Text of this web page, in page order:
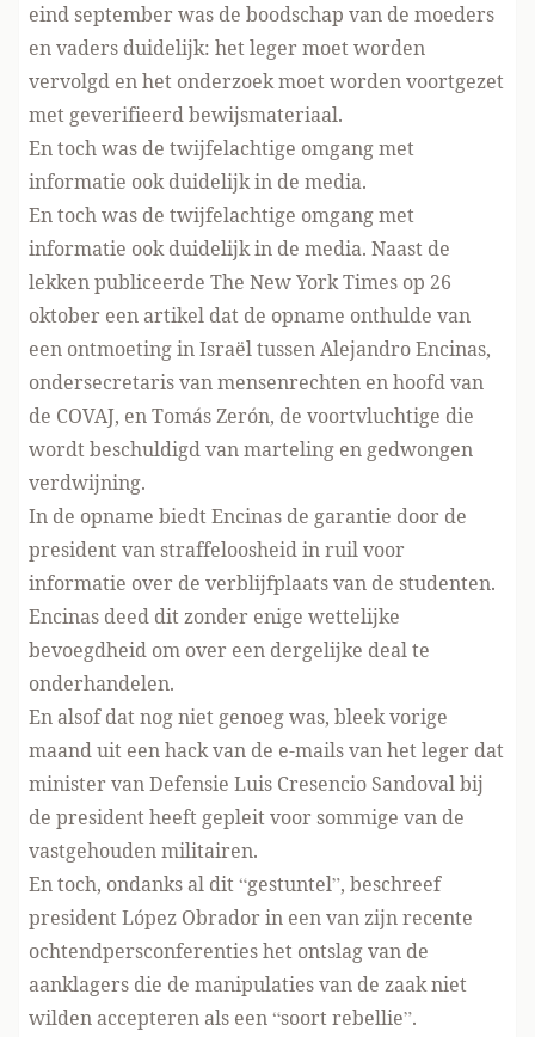
eind september was de boodschap van de moeders
en vaders duidelijk: het leger moet worden
vervolgd en het onderzoek moet worden voortgezet
met geverifieerd bewijsmateriaal.
En toch was de twijfelachtige omgang met
informatie ook duidelijk in de media.
En toch was de twijfelachtige omgang met
informatie ook duidelijk in de media. Naast de
lekkenpubliceerde The New York Times op 26
oktober een artikel dat de opname onthulde van
een ontmoeting in Israël tussen Alejandro Encinas,
ondersecretaris van mensenrechten en hoofd van
de COVAJ, en Tomás Zerón, de voortvluchtige die
wordt beschuldigd van marteling en gedwongen
verdwijning.
In de opname biedt Encinas de garantie door de
president van straffeloosheid in ruil voor
informatie over de verblijfplaats van de studenten.
Encinas deed dit zonder enige wettelijke
bevoegdheid om over een dergelijke deal te
onderhandelen.
En alsof dat nog niet genoeg was, bleek vorige
maand uit eenhackvan de e-mails van het leger dat
minister van Defensie Luis Cresencio Sandoval bij
de president heeft gepleit voor sommige van de
vastgehouden militairen.
En toch, ondanks al dit “gestuntel”, beschreef
president López Obrador in een van zijn recente
ochtendpersconferenties het ontslag van de
aanklagers die de manipulaties van de zaak niet
wilden accepteren als een “soort rebellie”.